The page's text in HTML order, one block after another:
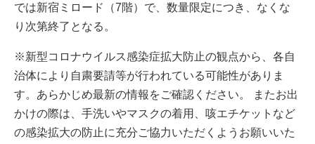
では新宿ミロード（7階）で、数量限定につき、なくな
り次第終了となる。
※新型コロナウイルス感染症拡大防止の観点から、各自
治体により自粛要請等が行われている可能性がありま
す。あらかじめ最新の情報をご確認ください。 またお出
かけの際は、手洗いやマスクの着用、咳エチケットなど
の感染拡大の防止に充分ご協力いただくようお願いいた